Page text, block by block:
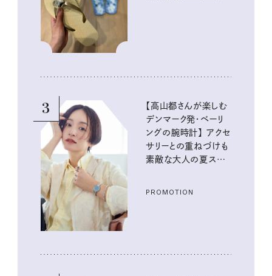
3
【高山都さんが楽しむ
デンマーク発・ベーリ
ングの腕時計】 アクセ
サリーとの重ねづけも
素敵な大人の夏スタイ
PROMOTION